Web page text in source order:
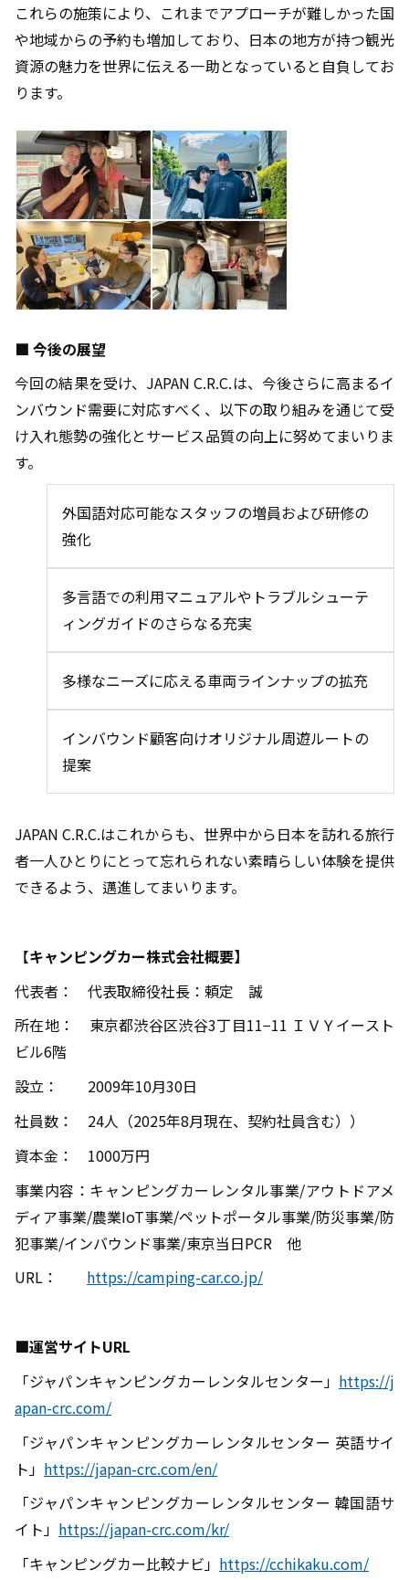
これらの施策により、これまでアプローチが難しかった国
や地域からの予約も増加しており、日本の地方が持つ観光
資源の魅力を世界に伝える一助となっていると自負してお
ります。
■ 今後の展望
今回の結果を受け、 JAPAN C.R.C.は、今後さらに高まるイ
ンバウンド需要に対応すべく、以下の取り組みを通じて受
け入れ態勢の強化とサービス品質の向上に努めてまいりま
す。
外国語対応可能なスタッフの増員および研修の
強化
多言語での利用マニュアルやトラブルシューテ
ィングガイドのさらなる充実
多様なニーズに応える車両ラインナップの拡充
インバウンド顧客向けオリジナル周遊ルートの
提案
JAPAN C.R.C.はこれからも、世界中から日本を訪れる旅行
者一人ひとりにとって忘れられない素晴らしい体験を提供
できるよう、邁進してまいります。
【キャンピングカー株式会社概要】
代表者： 代表取締役社長：頼定 誠
所在地： 東京都渋谷区渋谷3丁目11−11 ＩＶＹイースト
ビル6階
設立： 2009年10月30日
社員数： 24人（2025年8月現在、契約社員含む））
資本金： 1000万円
事業内容：キャンピングカーレンタル事業/アウトドアメ
ディア事業/農業IoT事業/ペットポータル事業/防災事業/防
犯事業/インバウンド事業/東京当日PCR 他
URL： https://camping-car.co.jp/
■運営サイトURL
「ジャパンキャンピングカーレンタルセンター」 https://j
apan-crc.com/
「ジャパンキャンピングカーレンタルセンター 英語サイ
ト」 https://japan-crc.com/en/
「ジャパンキャンピングカーレンタルセンター 韓国語サ
イト」 https://japan-crc.com/kr/
「キャンピングカー比較ナビ」 https://cchikaku.com/